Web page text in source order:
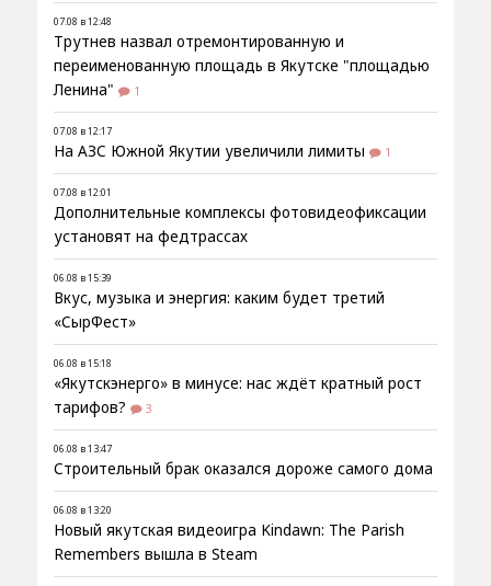
07.08 в 12:48
Трутнев назвал отремонтированную и
переименованную площадь в Якутске "площадью
Ленина"
1
07.08 в 12:17
На АЗС Южной Якутии увеличили лимиты 1
07.08 в 12:01
Дополнительные комплексы фотовидеофиксации
установят на федтрассах
06.08 в 15:39
Вкус, музыка и энергия: каким будет третий
«СырФест»
06.08 в 15:18
«Якутскэнерго» в минусе: нас ждёт кратный рост
тарифов?
3
06.08 в 13:47
Строительный брак оказался дороже самого дома
06.08 в 13:20
Новый якутская видеоигра Kindawn: The Parish
Remembers вышла в Steam